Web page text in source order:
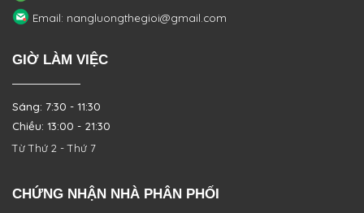
Email: nangluongthegioi@gmail.com
GIỜ LÀM VIỆC
Sáng: 7:30 - 11:30
Chiều: 13:00 - 21:30
Từ Thứ 2 - Thứ 7
CHỨNG NHẬN NHÀ PHÂN PHỐI